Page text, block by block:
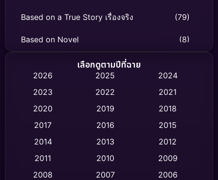
Based on a True Story เรื่องจริง (79)
Based on Novel (8)
Biography ชีวิตจริง
Classic หนังคลาสสิก (47)
Comedy ตลก (446)
Crime อาชญากรรม (520)
เลือกดูตามปีที่ฉาย
2026 2025
2024
2023
2022
2021
2020
2019
2018
2017
2016
2015
2014
2013
2012
2011
2010
2009
2008
2007
2006